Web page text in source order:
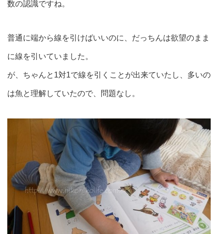
数の認識ですね。
普通に端から線を引けばいいのに、だっちんは欲望のまま
に線を引いていました。
が、ちゃんと1対1で線を引くことが出来ていたし、多いの
は魚と理解していたので、問題なし。